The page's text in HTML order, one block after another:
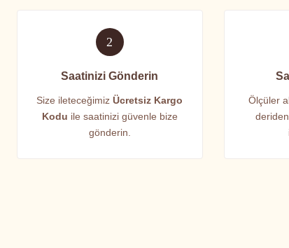
2
Saatinizi Gönderin
Size ileteceğimizÜcretsiz Kargo
Kodu ile saatinizi güvenle bize
gönderin.
Ölçüler
deriden